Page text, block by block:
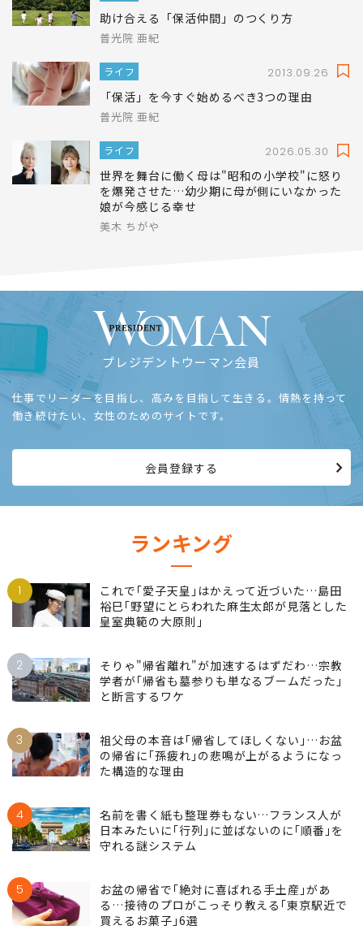
助け合える「保活仲間」のつくり方
普光院 亜紀
ライフ 2013.09.26
「保活」を今すぐ始めるべき3つの理由
普光院 亜紀
ライフ 2026.05.30
世界を舞台に働く母は"昭和の小学校"に怒り
を爆発させた…幼少期に母が側にいなかった
娘が今感じる幸せ
美木 ちがや
プレジデントウーマン会員
仕事でリーダーを目指し、高みを目指して生きる。情熱を持って
働き続けたい、女性のためのサイトです。
会員登録する
ランキング
1
これで｢愛子天皇｣はかえって近づいた…島田
裕巳｢野望にとらわれた麻生太郎が見落とした
皇室典範の大原則｣
2
そりゃ"帰省離れ"が加速するはずだわ…宗教
学者が｢帰省も墓参りも単なるブームだった｣
と断言するワケ
3
祖父母の本音は｢帰省してほしくない｣…お盆
の帰省に｢孫疲れ｣の悲鳴が上がるようになっ
た構造的な理由
4
名前を書く紙も整理券もない…フランス人が
日本みたいに｢行列｣に並ばないのに｢順番｣を
守れる謎システム
5
お盆の帰省で｢絶対に喜ばれる手土産｣があ
る…接待のプロがこっそり教える｢東京駅近で
買えるお菓子｣6選